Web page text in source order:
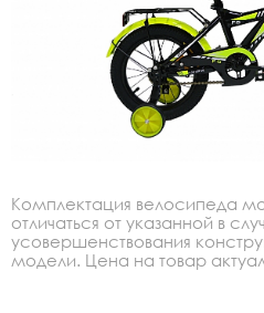
Комплектация велосипеда
отличаться от указанной в
усовершенствования
модели. Цена на товар